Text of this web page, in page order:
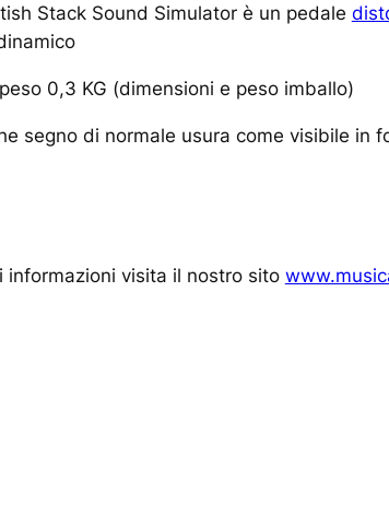
Stack Sound Simulator è un pedale
0,3 KG (dimensioni e peso imballo)
segno di normale usura come visibile in
visita il nostro sito